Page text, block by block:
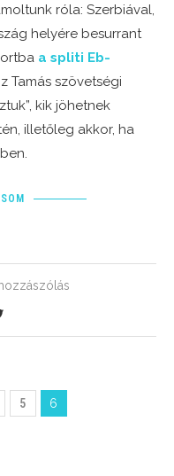
róla: Szerbiával,
helyére besurrant
a spliti Eb-
Tamás szövetségi
kik jöhetnek
illetőleg akkor, ha
5 6